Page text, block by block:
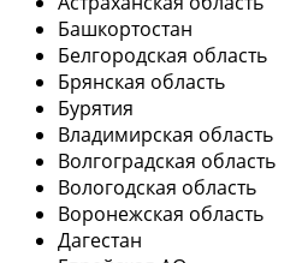
Башкортостан
Белгородская область
Брянская область
Бурятия
Владимирская область
Волгоградская область
Вологодская область
Воронежская область
Дагестан